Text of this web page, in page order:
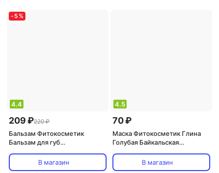
- 5 %
4.4
209 ₽220 ₽
Бальзам Фитокосметик
Бальзам для губ
коллагеновый бальзам для губ
В магазин
4.5
70 ₽
Маска Фитокосметик Глина
Голубая Байкальская
В магазин